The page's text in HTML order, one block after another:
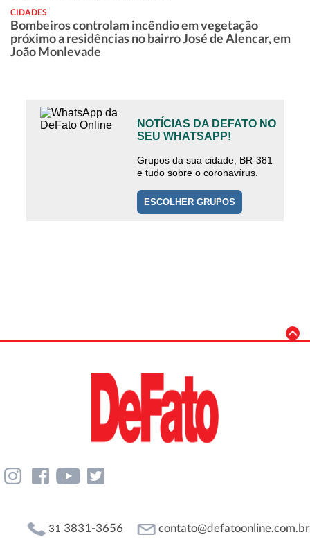
CIDADES
Bombeiros controlam incêndio em vegetação
próximo a residências no bairro José de Alencar, em
João Monlevade
31 3831-3656 contato@defatoonline.com.br